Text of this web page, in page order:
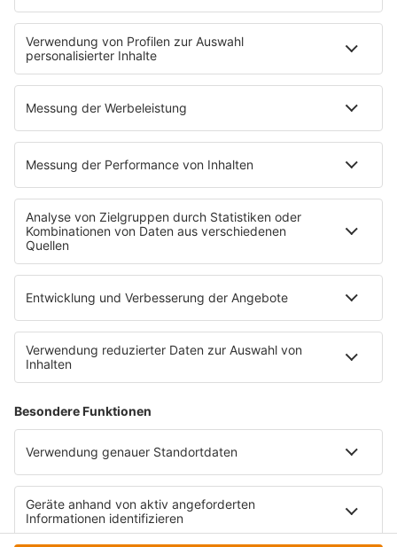
Partner
WERBUNG
Mediadaten und Preisliste
Ansprechpartner
RECHTLICHES
Impressum
Datenschutz
Datenschutzeinstellungen
Datenverarbeitung bei Gewinnspielen
Teilnahmebedingungen
Gewinnspielregeln Social Media
Bildnachweise
KI-Leitlinie
© bigFM - Eine Marke der Audiotainment Südwest GmbH &
Co. KG